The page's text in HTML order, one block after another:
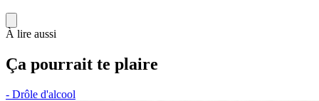
À lire aussi
Ça pourrait te plaire
- Drôle d'alcool